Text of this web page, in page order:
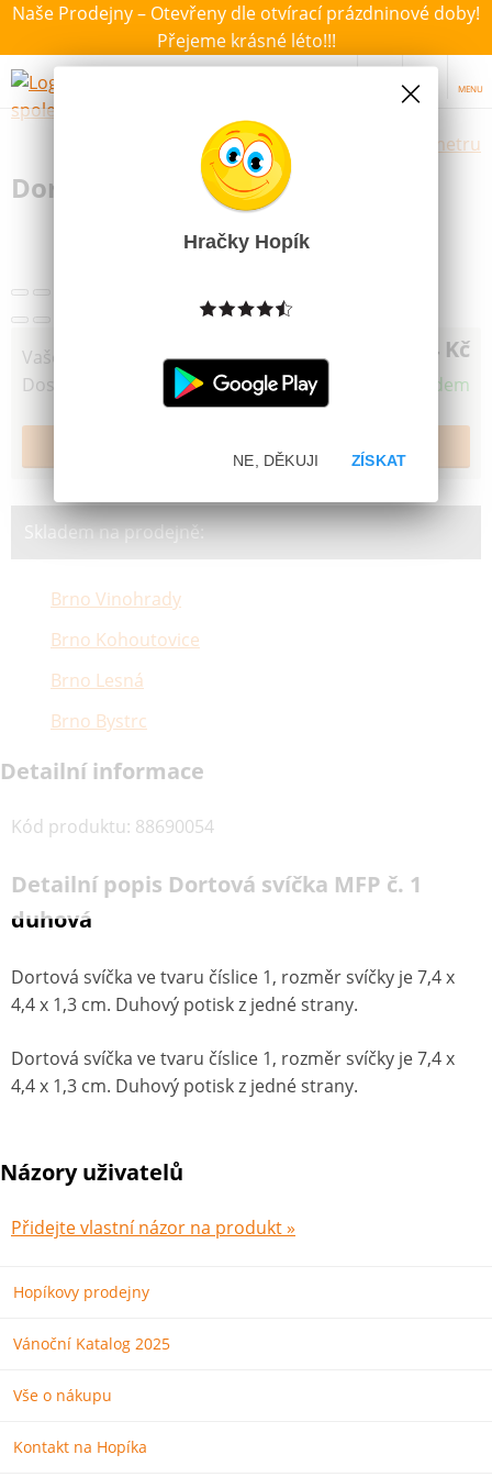
Naše Prodejny – Otevřeny dle otvírací prázdninové doby!
Přejeme krásné léto!!!
MENU
Výběr hraček dle zvoleného parametru
Dortová svíčka MFP č. 1 duhová
Vaše cena 24 Kč
Dostupnost Skladem
Skladem na prodejně:
Brno Vinohrady
Brno Kohoutovice
Brno Lesná
Brno Bystrc
Detailní informace
Kód produktu: 88690054
Detailní popis Dortová svíčka MFP č. 1
duhová
Dortová svíčka ve tvaru číslice 1, rozměr svíčky je 7,4 x
4,4 x 1,3 cm. Duhový potisk z jedné strany.
Dortová svíčka ve tvaru číslice 1, rozměr svíčky je 7,4 x
4,4 x 1,3 cm. Duhový potisk z jedné strany.
Názory uživatelů
Přidejte vlastní názor na produkt »
Hopíkovy prodejny
Vánoční Katalog 2025
Vše o nákupu
Kontakt na Hopíka
Hračky Hopík
ZÍSKAT
NE, DĚKUJI